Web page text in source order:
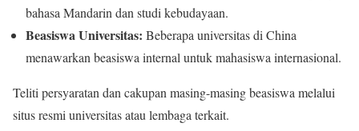
bahasa Mandarin dan studi kebudayaan.
Beasiswa Universitas: Beberapa universitas di China
menawarkan beasiswa internal untuk mahasiswa internasional.
Teliti persyaratan dan cakupan masing-masing beasiswa melalui
situs resmi universitas atau lembaga terkait.